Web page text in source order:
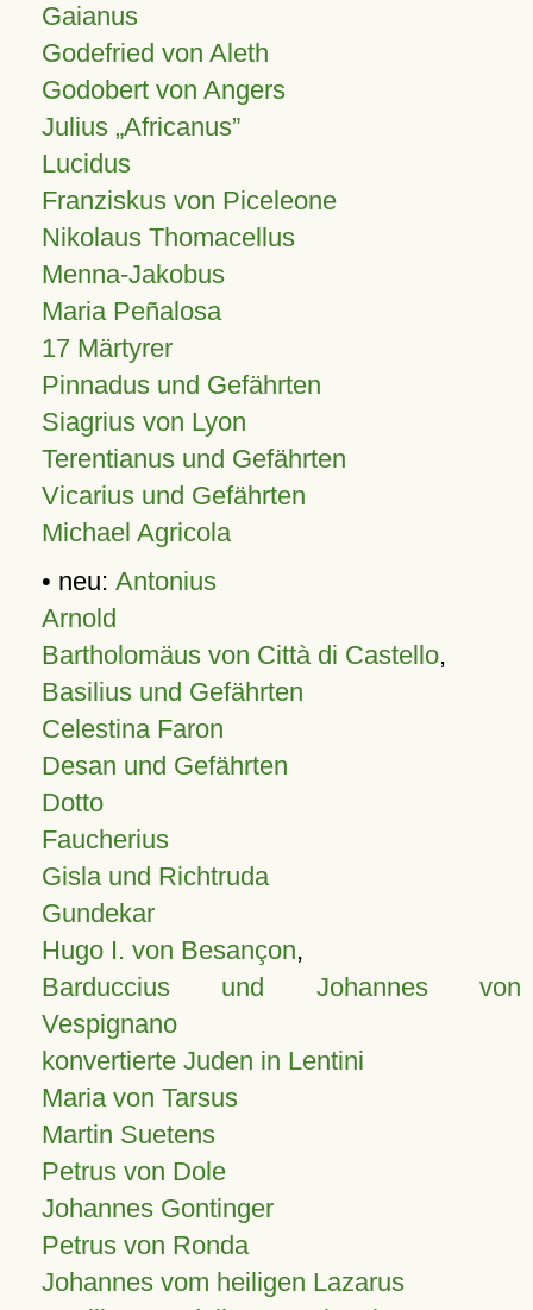
Gaianus
Godefried von Aleth
Godobert von Angers
Julius Africanus
Lucidus
Franziskus von Piceleone
Nikolaus Thomacellus
Menna-Jakobus
Maria Peñalosa
17 Märtyrer
Pinnadus und Gefährten
Siagrius von Lyon
Terentianus und Gefährten
Vicarius und Gefährten
Michael Agricola
• neu: Antonius
Arnold
Bartholomäus von Città di Castello,
Basilius und Gefährten
Celestina Faron
Desan und Gefährten
Dotto
Faucherius
Gisla und Richtruda
Gundekar
Hugo I. von Besançon,
Barduccius und Johannes von
Vespignano
konvertierte Juden in Lentini
Maria von Tarsus
Martin Suetens
Petrus von Dole
Johannes Gontinger
Petrus von Ronda
Johannes vom heiligen Lazarus